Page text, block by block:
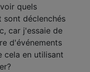
quels
sont déclenchés
car j'essaie de
d'événements
cela en utilisant